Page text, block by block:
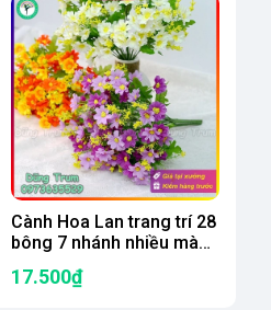
Cành Hoa Lan trang trí 28
bông 7 nhánh nhiều màu
sắc Decor văn phòng sự
kiện
17.500₫